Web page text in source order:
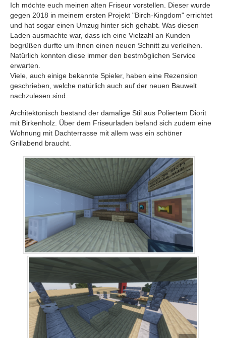
Ich möchte euch meinen alten Friseur vorstellen. Dieser wurde
gegen 2018 in meinem ersten Projekt "Birch-Kingdom" errichtet
und hat sogar einen Umzug hinter sich gehabt. Was diesen
Laden ausmachte war, dass ich eine Vielzahl an Kunden
begrüßen durfte um ihnen einen neuen Schnitt zu verleihen.
Natürlich konnten diese immer den bestmöglichen Service
erwarten.
Viele, auch einige bekannte Spieler, haben eine Rezension
geschrieben, welche natürlich auch auf der neuen Bauwelt
nachzulesen sind.
Architektonisch bestand der damalige Stil aus Poliertem Diorit
mit Birkenholz. Über dem Friseurladen befand sich zudem eine
Wohnung mit Dachterrasse mit allem was ein schöner
Grillabend braucht.